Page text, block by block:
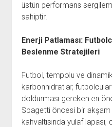
üstün performans
sahiptir.
Enerji Patlaması:
Beslenme Stratejileri
Futbol, tempolu ve
karbonhidratlar,
doldurması gereken en
Spagetti öncesi bir
kahvaltısında yulaf lapası,